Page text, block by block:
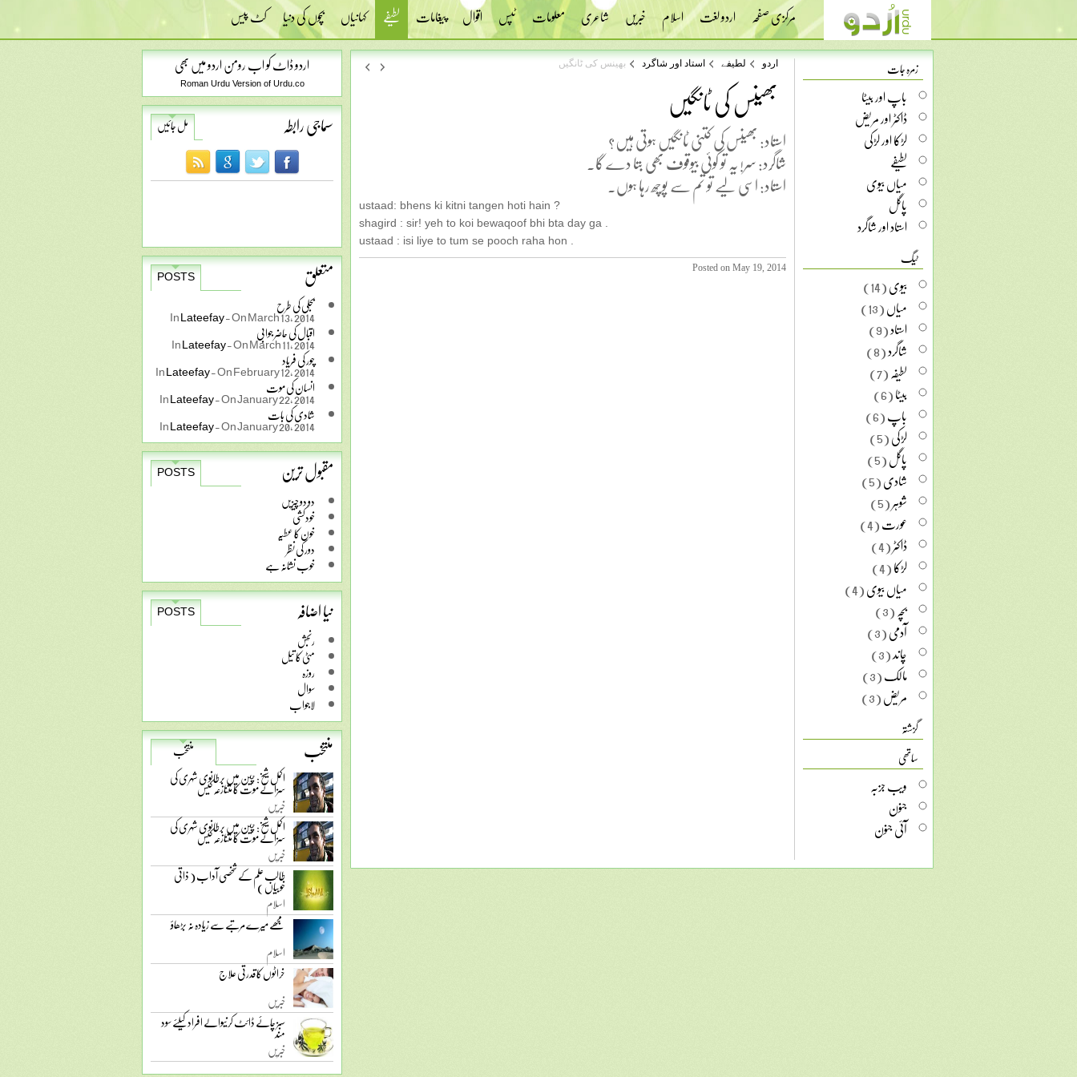
مرکزی صفحہ اردو لغت اسلام خبریں شاعری معلومات ٹپس اقوال پیغامات لطیفے کہانیاں بچوں کی دنیا کٹ پیس
اردو ڈاٹ کو اب رومن اردو میں بھی
Roman Urdu Version of Urdu.co
سماجی رابطہ مل جائیں
متعلق
POSTS
بجلی کی طرح
InLateefay-On March 13, 2014
اقبال کی حاضر جوابی InLateefay-On March 11, 2014
چور کی فریاد InLateefay-On February 12, 2014
انسان کی موت InLateefay-On January 22, 2014
شادی کی بات InLateefay-On January 20, 2014
مقبول ترین
POSTS
دو دو چیزیں
خودکشی
خون کا عطیہ
دور کی نظر
خوب نشانہ ہے
نیا اضافہ
POSTS
رنجش
مٹی کا تیل
روزہ
سوال
لاجواب
منتخب
منتخب
اکمل شیخ: چین میں برطانوی شہری کی
سزائے موت کا متنازعہ کیس
خبریں
اکمل شیخ: چین میں برطانوی شہری کی
سزائے موت کا متنازعہ کیس
خبریں
طالب علم کے شخصی آداب ( ذاتی
خوبیاں )
اسلام
مجھے میرے مرتبے سے زیادہ نہ بڑھاؤ
اسلام
خراٹوں کا قدرتی علاج
خبریں
سبز چائے ڈائٹ کرنیوالے افراد کیلئے سود
مند
خبریں
اردو لطیفے استاد اور شاگرد بھینس کی ٹانگیں
بھینس کی ٹانگیں
استاد: بھینس کی کتنی ٹانگیں ہوتی ہیں؟
شاگرد: سر! یہ تو کوئی بیوقوف بھی بتا دے گا۔
استاد: اسی لیے تو تم سے پوچھ رہا ہوں۔
ustaad: bhens ki kitni tangen hoti hain ?
shagird : sir! yeh to koi bewaqoof bhi bta day ga .
ustaad : isi liye to tum se pooch raha hon .
Posted on May 19, 2014
زمرہ جات
باپ اور بیٹا
ڈاکٹر اور مریض
لڑکا اور لڑکی
لطیفے
میاں بیوی
پاگل
استاد اور شاگرد
ٹیگ
بیوی(14)
میاں(13)
استاد(9)
شاگرد(8)
لطیفہ(7)
بیٹا(6)
باپ(6)
لڑکی(5)
پاگل(5)
شادی(5)
شوہر(5)
عورت(4)
ڈاکٹر(4)
لڑکا(4)
میاں بیوی(4)
بچہ(3)
آدمی(3)
چاند(3)
مالک(3)
مریض(3)
گزشتہ
ساتھی
ویب جزبہ
جنون
آئی جنون